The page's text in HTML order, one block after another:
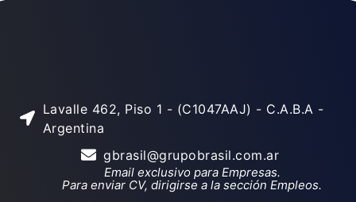
Lavalle 462, Piso 1 - (C1047AAJ) - C.A.B.A -
Argentina
gbrasil@grupobrasil.com.ar
Email exclusivo para Empresas.
Para enviar CV, dirigirse a la sección Empleos.